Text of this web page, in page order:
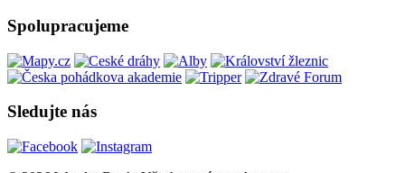
Spolupracujeme
Sledujte nás